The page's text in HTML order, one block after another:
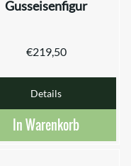
Gusseisenfigur
€219,50
Details
In Warenkorb